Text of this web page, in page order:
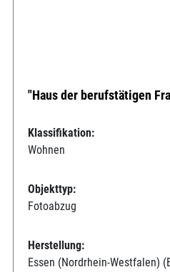
"Haus der berufstätigen
Klassifikation:
Wohnen
Objekttyp:
Fotoabzug
Herstellung:
Essen (Nordrhein-Westfalen)